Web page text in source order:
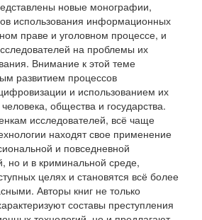
новые монографии,
использования информационных
праве и уголовном процессе, и
на проблемы их
Внимание к этой теме
развитием процессов
и использованием их
общества и государства.
исследователей, всё чаще
находят свое применение
и повседневной
но и в криминальной среде,
целях и становятся всё более
Авторы книг не только
составы преступления